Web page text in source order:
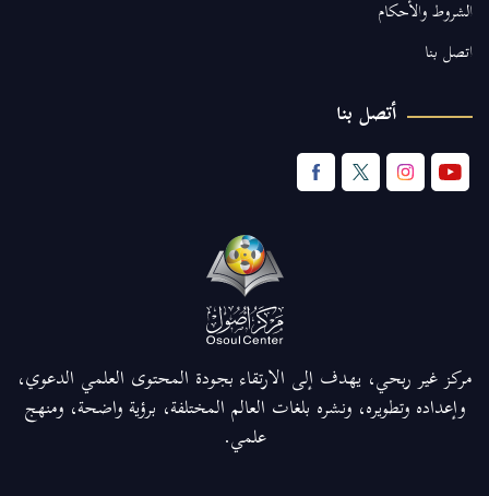
الشروط والأحكام
اتصل بنا
أتصل بنا
مركز غير ربحي، يهدف إلى الارتقاء بجودة المحتوى العلمي الدعوي،
وإعداده وتطويره، ونشره بلغات العالم المختلفة، برؤية واضحة، ومنهج
علمي.